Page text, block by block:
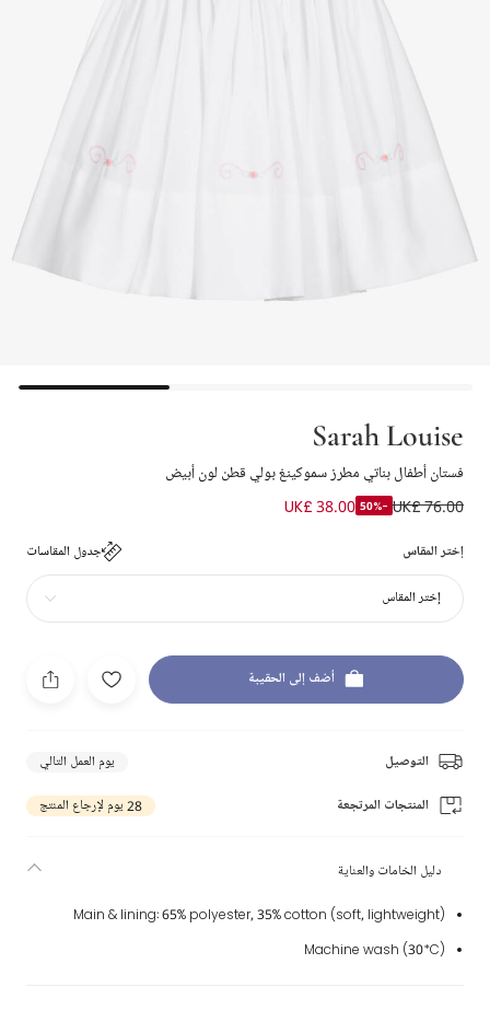
Sarah Louise
فستان أطفال بناتي مطرز سموكينغ بولي قطن لون أبيض
UK£ 76.00
-50%
UK£ 38.00
إختر المقاس جدول المقاسات
إختر المقاس
أضف إلى الحقيبة
التوصيل يوم العمل التالي
المنتجات المرتجعة 28 يوم لإرجاع المنتج
دليل الخامات والعناية
Main & lining: 65% polyester, 35% cotton (soft, lightweight)
Machine wash (30*C)